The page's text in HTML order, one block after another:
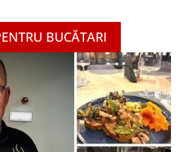
BUCĂTARI